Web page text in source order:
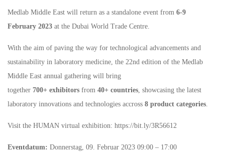
Medlab Middle East will return as a standalone event from 6-9
February 2023 at the Dubai World Trade Centre.
With the aim of paving the way for technological advancements and
sustainability in laboratory medicine, the 22nd edition of the Medlab
Middle East annual gathering will bring
together 700+ exhibitors from 40+ countries, showcasing the latest
laboratory innovations and technologies accross 8 product categories.
Visit the HUMAN virtual exhibition: https://bit.ly/3R56612
Eventdatum: Donnerstag, 09. Februar 2023 09:00 – 17:00